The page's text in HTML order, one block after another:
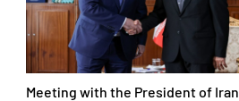
Meeting with the President of Iran